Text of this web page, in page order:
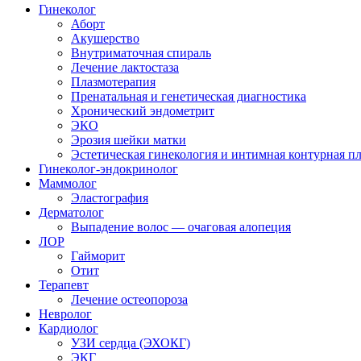
Гинеколог
Аборт
Акушерство
Внутриматочная спираль
Лечение лактостаза
Плазмотерапия
Пренатальная и генетическая диагностика
Хронический эндометрит
ЭКО
Эрозия шейки матки
Эстетическая гинекология и интимная контурная
Гинеколог-эндокринолог
Маммолог
Эластография
Дерматолог
Выпадение волос — очаговая алопеция
ЛОР
Гайморит
Отит
Терапевт
Лечение остеопороза
Невролог
Кардиолог
УЗИ сердца (ЭХОКГ)
ЭКГ